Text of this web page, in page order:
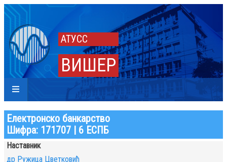
АТУСС
ВИШЕР
Електронско банкарство
Шифра: 171707 | 6 ЕСПБ
Наставник
др Ружица Цветковић